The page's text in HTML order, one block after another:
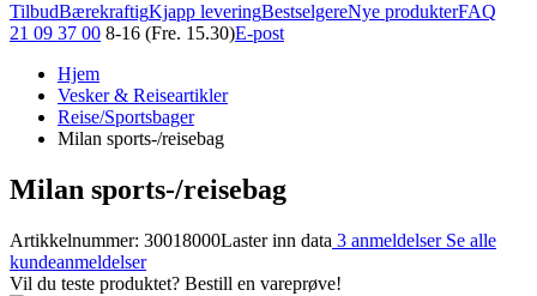
TilbudBærekraftigKjapp leveringBestselgereNye produkterFAQ
21 09 37 00 8-16 (Fre. 15.30)E-post
Hjem
Vesker & Reiseartikler
Reise/Sportsbager
Milan sports-/reisebag
Milan sports-/reisebag
Artikkelnummer: 30018000Laster inn data 3 anmeldelser Se alle
kundeanmeldelser
Vil du teste produktet? Bestill en vareprøve!